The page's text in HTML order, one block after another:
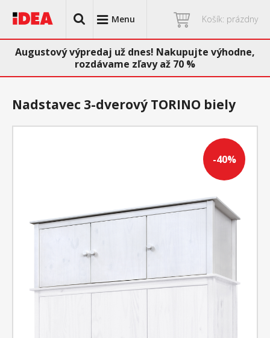
Menu Košík: prázdny
Augustový výpredaj už dnes! Nakupujte výhodne,
rozdávame zľavy až 70 %
-40%
Nadstavec 3-dverový TORINO biely